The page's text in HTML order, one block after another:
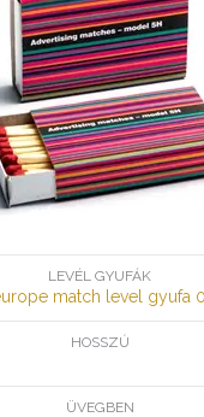
LEVÉL GYUFÁK
HOSSZÚ
ÜVEGBEN